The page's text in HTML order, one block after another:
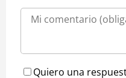
Quiero una